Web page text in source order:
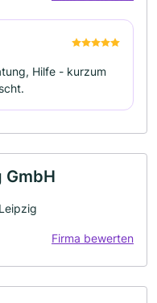
Hilfe - kurzum
GmbH
Firma bewerten